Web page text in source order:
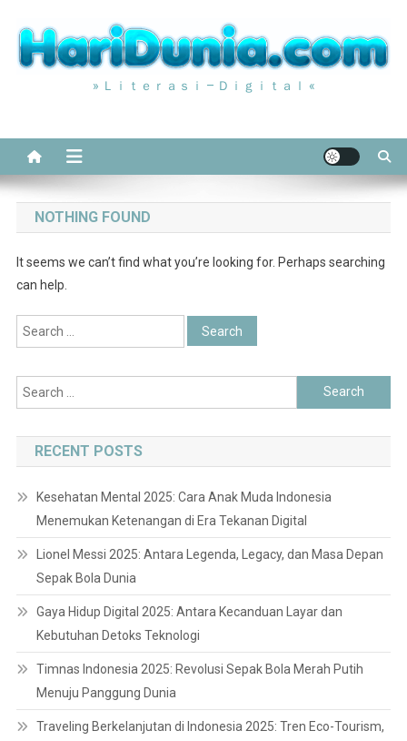
content
» Ｌｉｔｅｒａｓｉ – Ｄｉｇｉｔａｌ «
NOTHING FOUND
It seems we can’t find what you’re looking for. Perhaps searching
can help.
Search
for:
Search
for:
RECENT POSTS
Kesehatan Mental 2025: Cara Anak Muda Indonesia
Menemukan Ketenangan di Era Tekanan Digital
Lionel Messi 2025: Antara Legenda, Legacy, dan Masa Depan
Sepak Bola Dunia
Gaya Hidup Digital 2025: Antara Kecanduan Layar dan
Kebutuhan Detoks Teknologi
Timnas Indonesia 2025: Revolusi Sepak Bola Merah Putih
Menuju Panggung Dunia
Traveling Berkelanjutan di Indonesia 2025: Tren Eco-Tourism,